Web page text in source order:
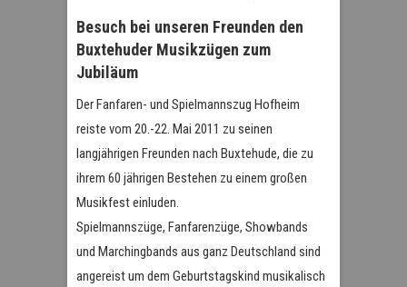
Besuch bei unseren Freunden den
Buxtehuder Musikzügen zum
Jubiläum
Der Fanfaren- und Spielmannszug Hofheim
reiste vom 20.-22. Mai 2011 zu seinen
langjährigen Freunden nach Buxtehude, die zu
ihrem 60 jährigen Bestehen zu einem großen
Musikfest einluden.
Spielmannszüge, Fanfarenzüge, Showbands
und Marchingbands aus ganz Deutschland sind
angereist um dem Geburtstagskind musikalisch